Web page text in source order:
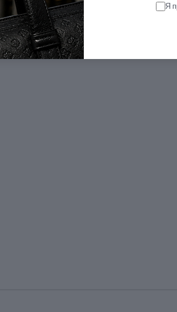
або акуратно оформити. Модель
універсальному і безпечному
Я